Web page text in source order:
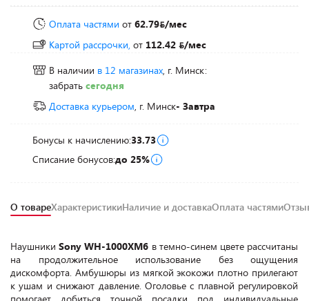
Оплата частями от 62.79 /мес
Картой рассрочки, от 112.42
/мес
В наличии в 12 магазинах, г. Минск:
забрать сегодня
Доставка курьером, г. Минск- Завтра
Бонусы к начислению:33.73
Списание бонусов:до 25%
О товареХарактеристикиНаличие и доставкаОплата частями
НаушникиSony WH-1000XM6 в темно-синем цвете рассчитаны
на продолжительное использование без ощущения
дискомфорта. Амбушюры из мягкой экокожи плотно прилегают
к ушам и снижают давление. Оголовье с плавной регулировкой